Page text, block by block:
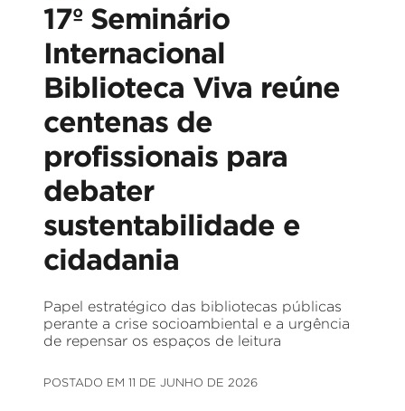
17º Seminário
Internacional
Biblioteca Viva reúne
centenas de
profissionais para
debater
sustentabilidade e
cidadania
Papel estratégico das bibliotecas públicas
perante a crise socioambiental e a urgência
de repensar os espaços de leitura
POSTADO EM 11 DE JUNHO DE 2026